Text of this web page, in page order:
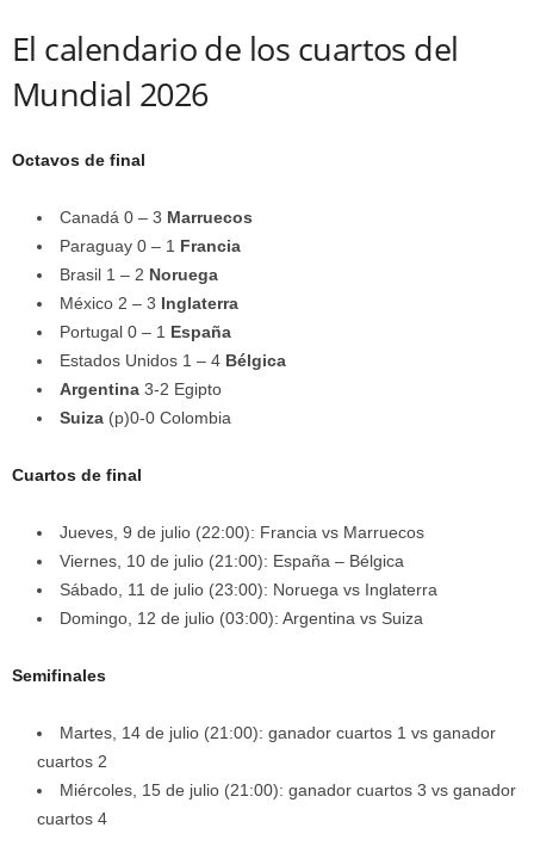
El calendario de los cuartos del
Mundial 2026
Octavos de final
Canadá 0 – 3 Marruecos
Paraguay 0 – 1 Francia
Brasil 1 – 2 Noruega
México 2 – 3 Inglaterra
Portugal 0 – 1 España
Estados Unidos 1 – 4 Bélgica
Argentina 3-2 Egipto
Suiza (p)0-0 Colombia
Cuartos de final
Jueves, 9 de julio (22:00): Francia vs Marruecos
Viernes, 10 de julio (21:00): España – Bélgica
Sábado, 11 de julio (23:00): Noruega vs Inglaterra
Domingo, 12 de julio (03:00): Argentina vs Suiza
Semifinales
Martes, 14 de julio (21:00): ganador cuartos 1 vs ganador
cuartos 2
Miércoles, 15 de julio (21:00): ganador cuartos 3 vs ganador
cuartos 4